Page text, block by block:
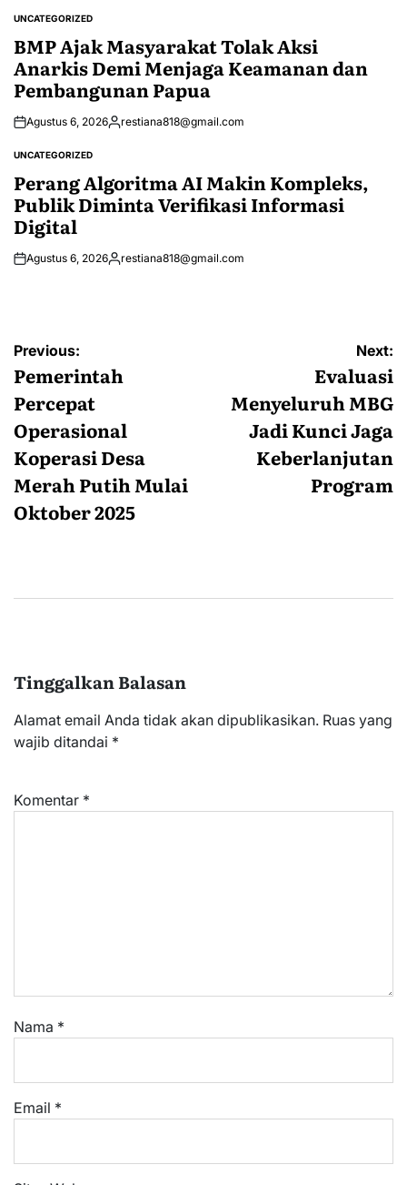
POSTED
UNCATEGORIZED
BMP Ajak Masyarakat Tolak Aksi
Anarkis Demi Menjaga Keamanan dan
Pembangunan Papua
Agustus 6, 2026Posted
restiana818@gmail.com
POSTED
UNCATEGORIZED
Perang Algoritma AI Makin Kompleks,
Publik Diminta Verifikasi Informasi
Digital
Agustus 6, 2026Posted
restiana818@gmail.com
Navigasi
pos
Previous:
Pemerintah
Percepat
Operasional
Koperasi Desa
Merah Putih Mulai
Oktober 2025
Next:
Evaluasi
Menyeluruh MBG
Jadi Kunci Jaga
Keberlanjutan
Program
Tinggalkan Balasan
Alamat email Anda tidak akan dipublikasikan. Ruas yang
wajib ditandai *
Komentar *
Nama *
Email *